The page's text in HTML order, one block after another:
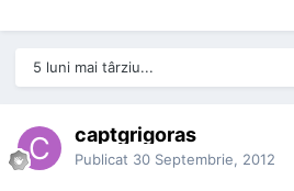
5 luni mai târziu...
captgrigoras
Publicat 30 Septembrie, 2012